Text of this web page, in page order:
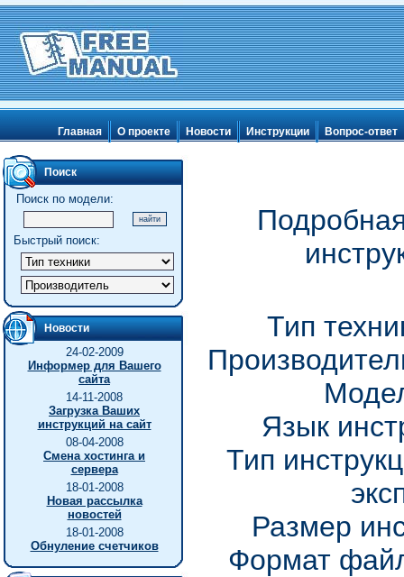
Главная О проекте Новости Инструкции Вопрос-ответ
Поиск
Поиск по модели:
Быстрый поиск:
Новости
24-02-2009
Информер для Вашего
сайта
14-11-2008
Загрузка Ваших
инструкций на сайт
08-04-2008
Смена хостинга и
сервера
18-01-2008
Новая рассылка
новостей
18-01-2008
Обнуление счетчиков
Тип
Язык
Тип
Размер
Формат